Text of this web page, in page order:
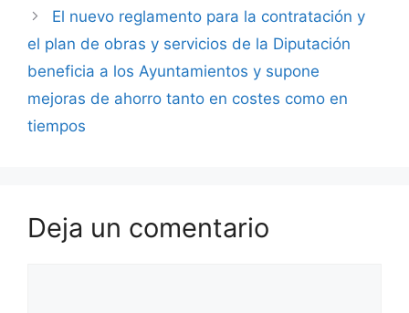
El nuevo reglamento para la contratación y
el plan de obras y servicios de la Diputación
beneficia a los Ayuntamientos y supone
mejoras de ahorro tanto en costes como en
tiempos
Deja un comentario